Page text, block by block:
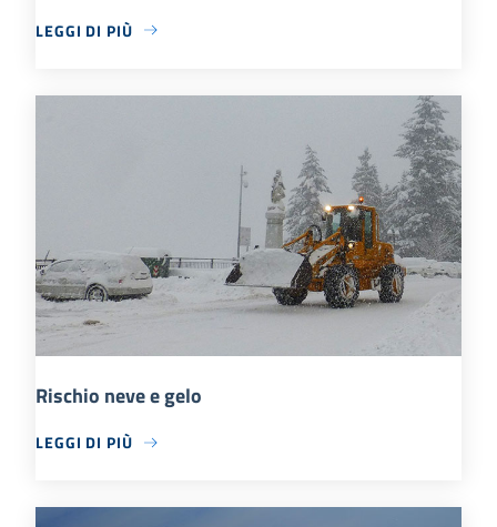
LEGGI DI PIÙ
Rischio neve e gelo
LEGGI DI PIÙ